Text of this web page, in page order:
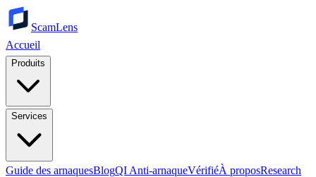
ScamLens
Accueil
Produits
Services
Guide des arnaquesBlogQI Anti-arnaqueVérifiéÀ proposResearch